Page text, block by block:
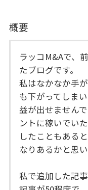
概要
ラッコM&Aで、
たブログです。
私はなかなか手
も下がってしま
益が出せません
ントに稼いでい
したこともある
なりあるかと思い
私で追加した記